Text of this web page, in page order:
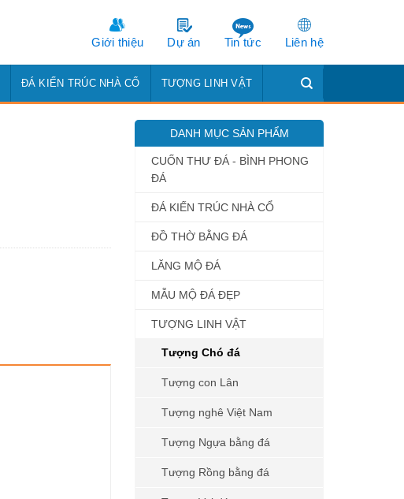
Giới thiệu Dự án Tin tức Liên hệ
ĐÁ KIẾN TRÚC NHÀ CỔ TƯỢNG LINH VẬT
DANH MỤC SẢN PHẨM
CUỐN THƯ ĐÁ - BÌNH PHONG
ĐÁ
ĐÁ KIẾN TRÚC NHÀ CỔ
ĐỒ THỜ BẰNG ĐÁ
LĂNG MỘ ĐÁ
MẪU MỘ ĐÁ ĐẸP
TƯỢNG LINH VẬT
Tượng Chó đá
Tượng con Lân
Tượng nghê Việt Nam
Tượng Ngựa bằng đá
Tượng Rồng bằng đá